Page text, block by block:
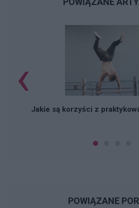
Jakie są korzyści z
‹
POWIĄZANE